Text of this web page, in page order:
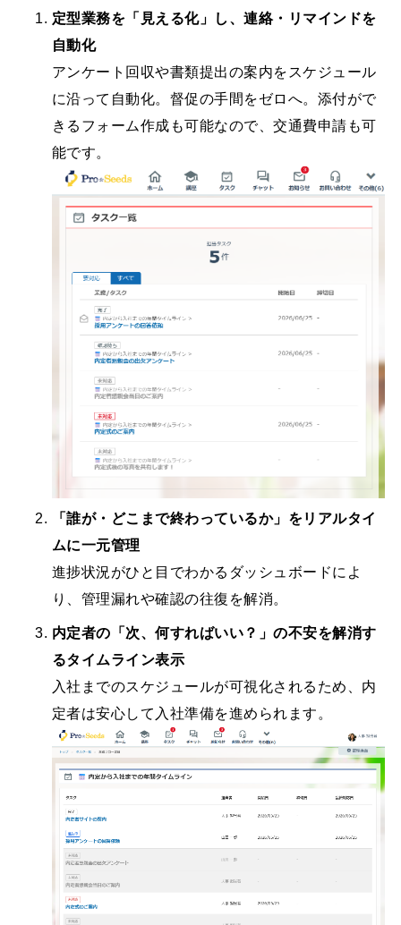
定型業務を「見える化」し、連絡・リマインドを
自動化
アンケート回収や書類提出の案内をスケジュール
に沿って自動化。督促の手間をゼロへ。添付がで
きるフォーム作成も可能なので、交通費申請も可
能です。
「誰が・どこまで終わっているか」をリアルタイ
ムに一元管理
進捗状況がひと目でわかるダッシュボードによ
り、管理漏れや確認の往復を解消。
内定者の「次、何すればいい？」の不安を解消す
るタイムライン表示
入社までのスケジュールが可視化されるため、内
定者は安心して入社準備を進められます。